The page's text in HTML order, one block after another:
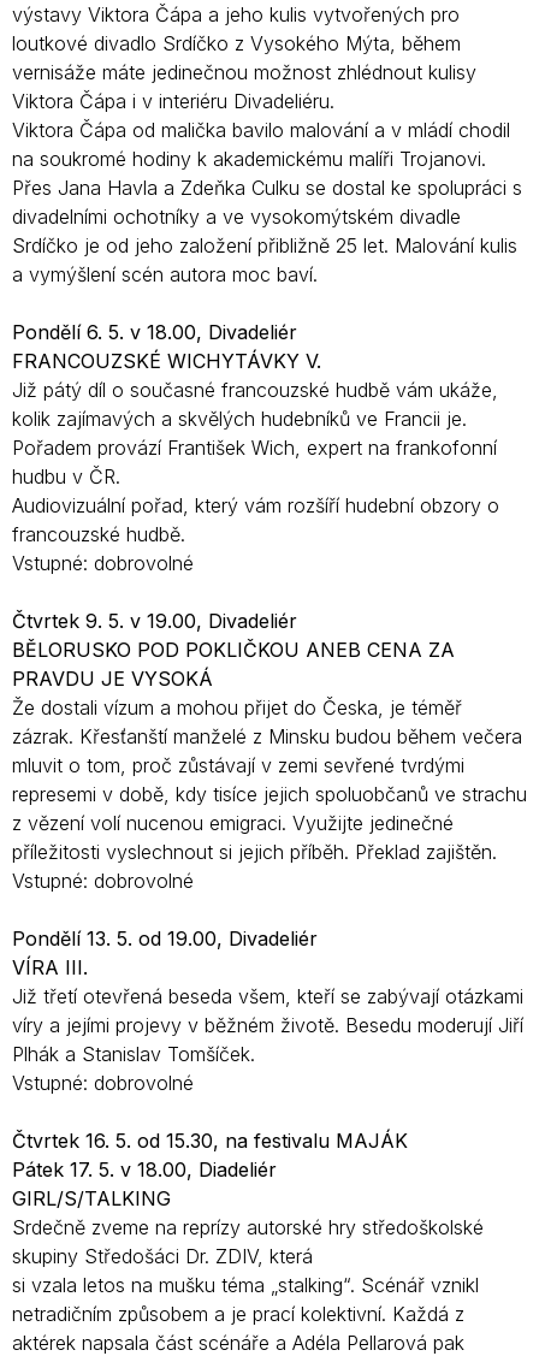
výstavy Viktora Čápa a jeho kulis vytvořených pro
loutkové divadlo Srdíčko z Vysokého Mýta, během
vernisáže máte jedinečnou možnost zhlédnout kulisy
Viktora Čápa i v interiéru Divadeliéru.
Viktora Čápa od malička bavilo malování a v mládí chodil
na soukromé hodiny k akademickému malíři Trojanovi.
Přes Jana Havla a Zdeňka Culku se dostal ke spolupráci s
divadelními ochotníky a ve vysokomýtském divadle
Srdíčko je od jeho založení přibližně 25 let. Malování kulis
a vymýšlení scén autora moc baví.
Pondělí 6. 5. v 18.00, Divadeliér
FRANCOUZSKÉ WICHYTÁVKY V.
Již pátý díl o současné francouzské hudbě vám ukáže,
kolik zajímavých a skvělých hudebníků ve Francii je.
Pořadem provází František Wich, expert na frankofonní
hudbu v ČR.
Audiovizuální pořad, který vám rozšíří hudební obzory o
francouzské hudbě.
Vstupné: dobrovolné
Čtvrtek 9. 5. v 19.00, Divadeliér
BĚLORUSKO POD POKLIČKOU ANEB CENA ZA
PRAVDU JE VYSOKÁ
Že dostali vízum a mohou přijet do Česka, je téměř
zázrak. Křesťanští manželé z Minsku budou během večera
mluvit o tom, proč zůstávají v zemi sevřené tvrdými
represemi v době, kdy tisíce jejich spoluobčanů ve strachu
z vězení volí nucenou emigraci. Využijte jedinečné
příležitosti vyslechnout si jejich příběh. Překlad zajištěn.
Vstupné: dobrovolné
Pondělí 13. 5. od 19.00, Divadeliér
VÍRA III.
Již třetí otevřená beseda všem, kteří se zabývají otázkami
víry a jejími projevy v běžném životě. Besedu moderují Jiří
Plhák a Stanislav Tomšíček.
Vstupné: dobrovolné
Čtvrtek 16. 5. od 15.30, na festivalu MAJÁK
Pátek 17. 5. v 18.00, Diadeliér
GIRL/S/TALKING
Srdečně zveme na reprízy autorské hry středoškolské
skupiny Středošáci Dr. ZDIV, která
si vzala letos na mušku téma „stalking“. Scénář vznikl
netradičním způsobem a je prací kolektivní. Každá z
aktérek napsala část scénáře a Adéla Pellarová pak